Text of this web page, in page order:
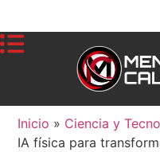
Inicio » Ciencia y
IA física para